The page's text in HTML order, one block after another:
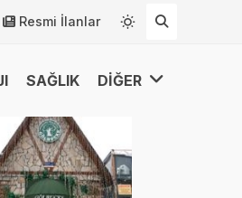
Resmi İlanlar
SAĞLIK DİĞER